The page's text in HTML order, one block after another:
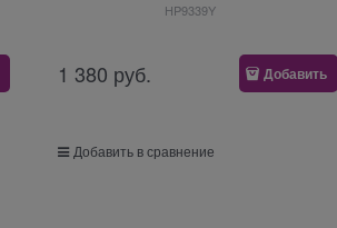
HP9339Y
1 380 руб. Добавить
Добавить в сравнение